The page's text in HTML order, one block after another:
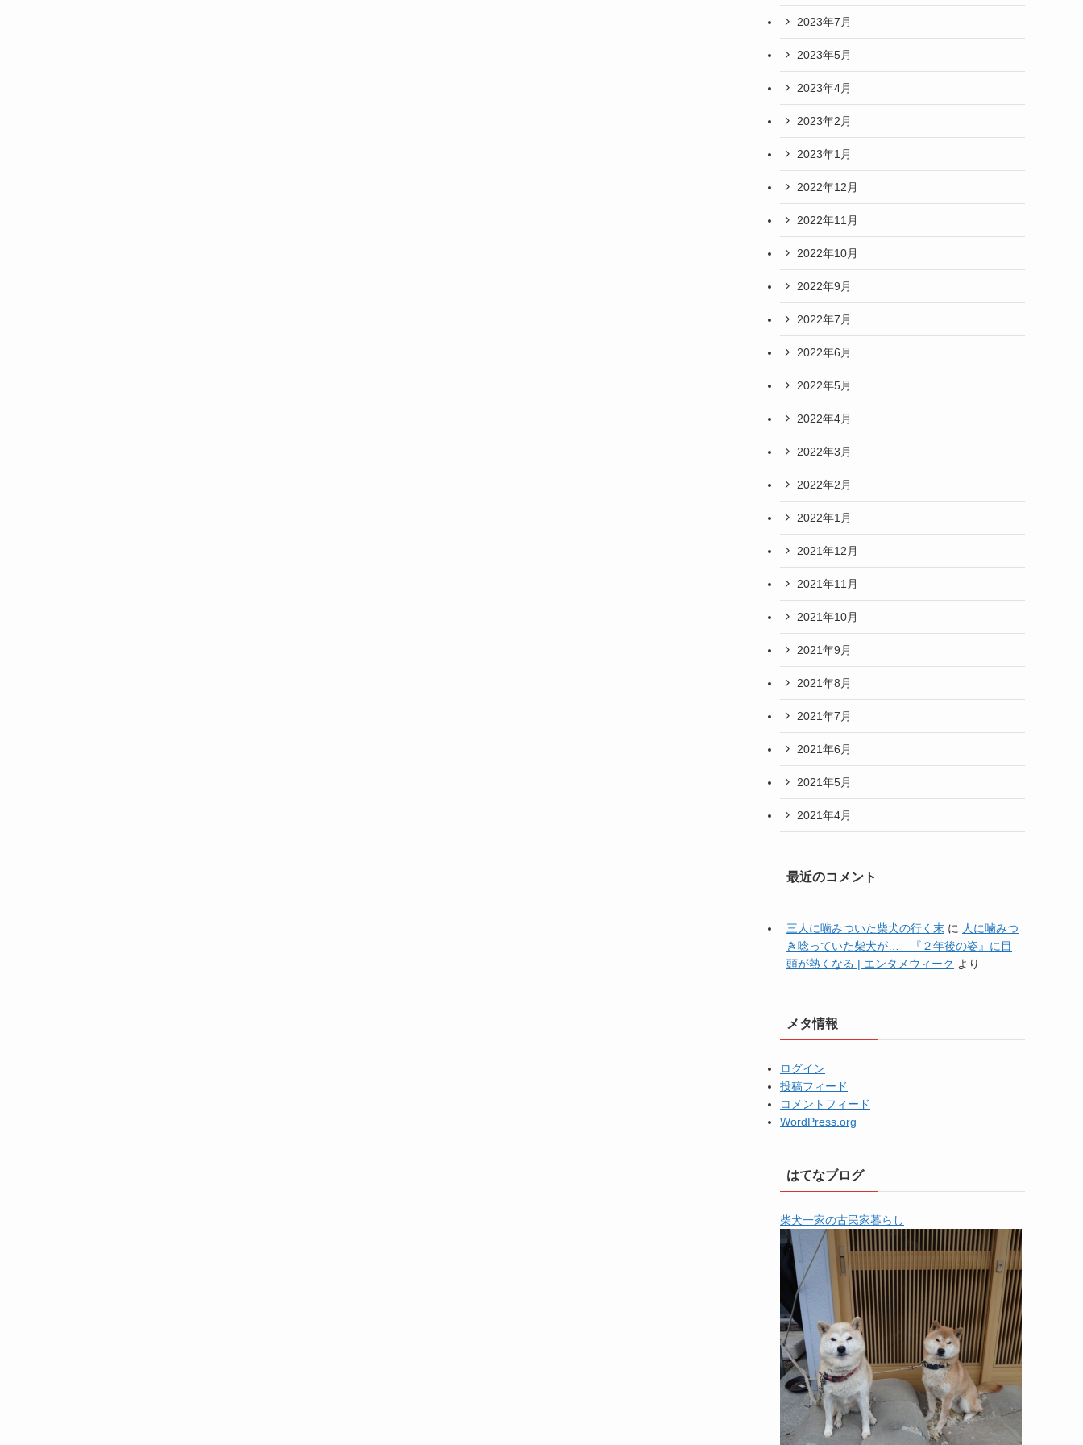
2023年7月
2023年5月
2023年4月
2023年2月
2023年1月
2022年12月
2022年11月
2022年10月
2022年9月
2022年7月
2022年6月
2022年5月
2022年4月
2022年3月
2022年2月
2022年1月
2021年12月
2021年11月
2021年10月
2021年9月
2021年8月
2021年7月
2021年6月
2021年5月
2021年4月
最近のコメント
三人に噛みついた柴犬の行く末 に 人に噛みつ
き唸っていた柴犬が… 『２年後の姿』に目
頭が熱くなる | エンタメウィーク より
メタ情報
ログイン
投稿フィード
コメントフィード
WordPress.org
はてなブログ
柴犬一家の古民家暮らし